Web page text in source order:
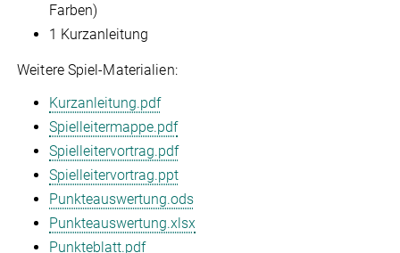
Farben)
1 Kurzanleitung
Weitere Spiel-Materialien:
Kurzanleitung.pdf
Spielleitermappe.pdf
Spielleitervortrag.pdf
Spielleitervortrag.ppt
Punkteauswertung.ods
Punkteauswertung.xlsx
Punkteblatt.pdf